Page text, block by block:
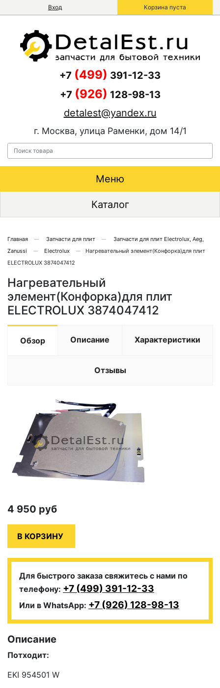
Вход Корзина пуста
+7 (499) 391-12-33
+7 (926) 128-98-13
detalest@yandex.ru
г. Москва, улица Раменки, дом 14/1
Меню
Каталог
Главная Запчасти для плит
Запчасти для плит Electrolux, Aeg,
Zanussi
Electrolux
Нагревательный элемент(Конфорка)для плит
ELECTROLUX 3874047412
Нагревательный
элемент(Конфорка)для плит
ELECTROLUX 3874047412
Обзор Описание Характеристики
Отзывы
4 950 руб
Для быстрого заказа свяжитесь с нами по
телефону: +7 (499) 391-12-33
Или в WhatsApp: +7 (926) 128-98-13
Описание
Потходит:
EKI 954501 W